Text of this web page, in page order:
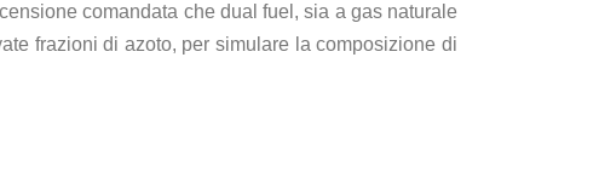
comandata che dual fuel, sia a gas naturale
frazioni di azoto, per simulare la composizione di